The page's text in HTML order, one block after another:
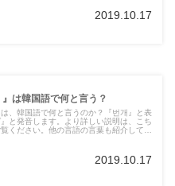
2019.10.17
』は韓国語で何と言う？
は、韓国語で何と言うのか？『번개』と表
と発音します。より詳しい説明は、こち
ください。他の言語の言葉も紹介してい
2019.10.17